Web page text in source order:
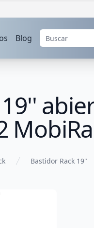
Blog
Bastidor Rack 19"